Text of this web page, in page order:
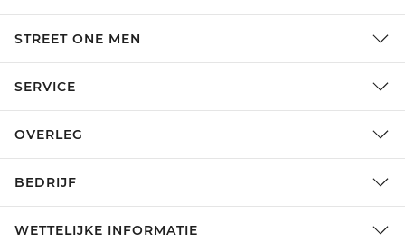
STREET ONE MEN
SERVICE
OVERLEG
BEDRIJF
WETTELIJKE INFORMATIE